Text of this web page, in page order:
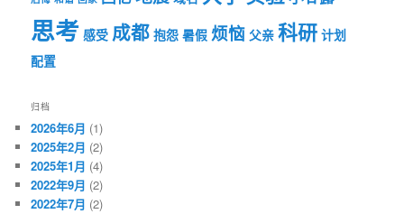
思考 感受 成都 抱怨 暑假 烦恼 父亲 科研 计划
配置
归档
2026年6月 (1)
2025年2月 (2)
2025年1月 (4)
2022年9月 (2)
2022年7月 (2)